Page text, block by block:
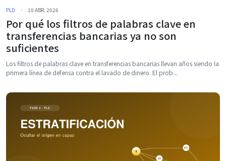
PLD · 10 ABR. 2026
Por qué los filtros de palabras clave en
transferencias bancarias ya no son
suficientes
Los filtros de palabras clave en transferencias bancarias llevan años siendo la
primera línea de defensa contra el lavado de dinero. El prob...